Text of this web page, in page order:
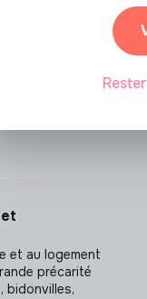
et au logement
précarité
bidonvilles,